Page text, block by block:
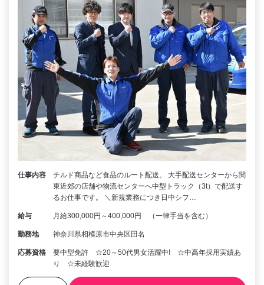
仕事内容
チルド商品など食品のルート配送。 大手配送センターから関
東近郊の店舗や物流センターへ中型トラック（3t）で配送す
るお仕事です。 ＼新規業務につき日中シフ…
給与 月給300,000円～400,000円 （一律手当を含む）
勤務地 神奈川県相模原市中央区田名
応募資格
要中型免許 ☆20～50代男女活躍中! ☆中高年採用実績あ
り ☆未経験歓迎